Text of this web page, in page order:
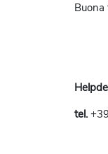
Buona
tel.